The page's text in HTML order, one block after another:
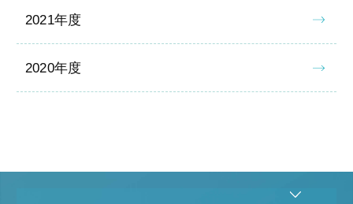
2021年度
2020年度